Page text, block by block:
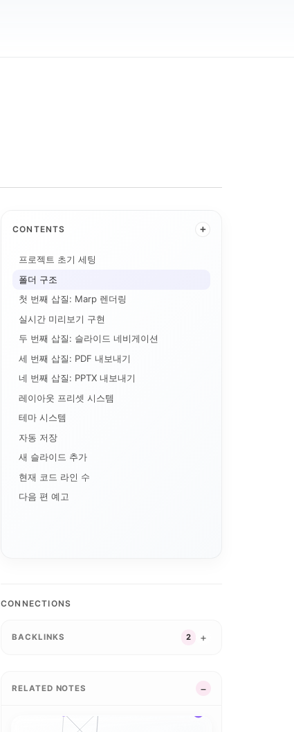
CONTENTS +
프로젝트 초기 세팅
폴더 구조
첫 번째 삽질: Marp 렌더링
실시간 미리보기 구현
두 번째 삽질: 슬라이드 네비게이션
세 번째 삽질: PDF 내보내기
네 번째 삽질: PPTX 내보내기
레이아웃 프리셋 시스템
테마 시스템
자동 저장
새 슬라이드 추가
현재 코드 라인 수
다음 편 예고
CONNECTIONS
BACKLINKS 2
RELATED NOTES